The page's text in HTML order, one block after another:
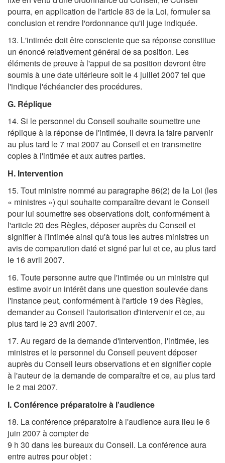
pourra, en application de l'article 83 de la Loi, formuler sa
conclusion et rendre l'ordonnance qu'il juge indiquée.
13. L'intimée doit être consciente que sa réponse constitue
un énoncé relativement général de sa position. Les
éléments de preuve à l'appui de sa position devront être
soumis à une date ultérieure soit le 4 juillet 2007 tel que
l'indique l'échéancier des procédures.
G. Réplique
14. Si le personnel du Conseil souhaite soumettre une
réplique à la réponse de l'intimée, il devra la faire parvenir
au plus tard le 7 mai 2007 au Conseil et en transmettre
copies à l'intimée et aux autres parties.
H. Intervention
15. Tout ministre nommé au paragraphe 86(2) de la Loi (les
« ministres ») qui souhaite comparaître devant le Conseil
pour lui soumettre ses observations doit, conformément à
l'article 20 des Règles, déposer auprès du Conseil et
signifier à l'intimée ainsi qu'à tous les autres ministres un
avis de comparution daté et signé par lui et ce, au plus tard
le 16 avril 2007.
16. Toute personne autre que l'intimée ou un ministre qui
estime avoir un intérêt dans une question soulevée dans
l'instance peut, conformément à l'article 19 des Règles,
demander au Conseil l'autorisation d'intervenir et ce, au
plus tard le 23 avril 2007.
17. Au regard de la demande d'intervention, l'intimée, les
ministres et le personnel du Conseil peuvent déposer
auprès du Conseil leurs observations et en signifier copie
à l'auteur de la demande de comparaître et ce, au plus tard
le 2 mai 2007.
I. Conférence préparatoire à l'audience
18. La conférence préparatoire à l'audience aura lieu le 6
juin 2007 à compter de
9 h 30 dans les bureaux du Conseil. La conférence aura
entre autres pour objet :